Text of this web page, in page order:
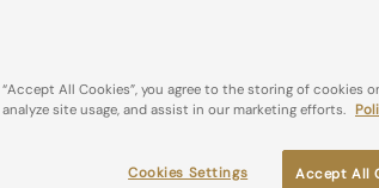
€
All Cookies”, you agree to the storing of cookies
site usage, and assist in our marketing efforts.
Accept All
Cookies Settings